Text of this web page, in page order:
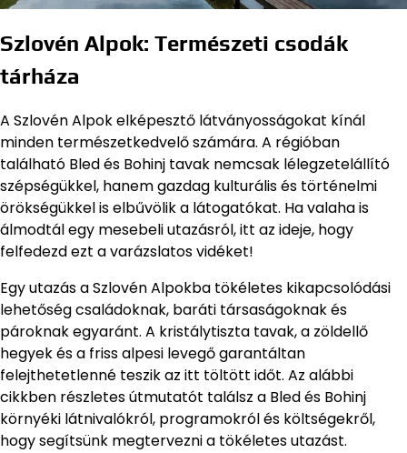
Szlovén Alpok: Természeti csodák
tárháza
A Szlovén Alpok elképesztő látványosságokat kínál
minden természetkedvelő számára. A régióban
található Bled és Bohinj tavak nemcsak lélegzetelállító
szépségükkel, hanem gazdag kulturális és történelmi
örökségükkel is elbűvölik a látogatókat. Ha valaha is
álmodtál egy mesebeli utazásról, itt az ideje, hogy
felfedezd ezt a varázslatos vidéket!
Egy utazás a Szlovén Alpokba tökéletes kikapcsolódási
lehetőség családoknak, baráti társaságoknak és
pároknak egyaránt. A kristálytiszta tavak, a zöldellő
hegyek és a friss alpesi levegő garantáltan
felejthetetlenné teszik az itt töltött időt. Az alábbi
cikkben részletes útmutatót találsz a Bled és Bohinj
környéki látnivalókról, programokról és költségekről,
hogy segítsünk megtervezni a tökéletes utazást.